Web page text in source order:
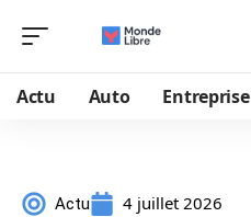
Actu Auto Entreprise
Actu 4 juillet 2026